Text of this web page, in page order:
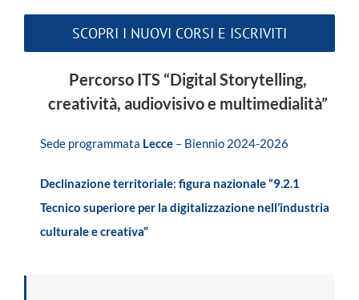
SCOPRI I NUOVI CORSI E ISCRIVITI
Percorso ITS “Digital Storytelling,
creatività, audiovisivo e multimedialità”
Sede programmata Lecce – Biennio 2024-2026
Declinazione territoriale: figura nazionale “9.2.1
Tecnico superiore per la digitalizzazione nell’industria
culturale e creativa”